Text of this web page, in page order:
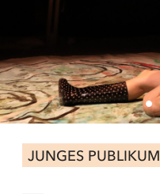
JUNGES PUBLIKUM